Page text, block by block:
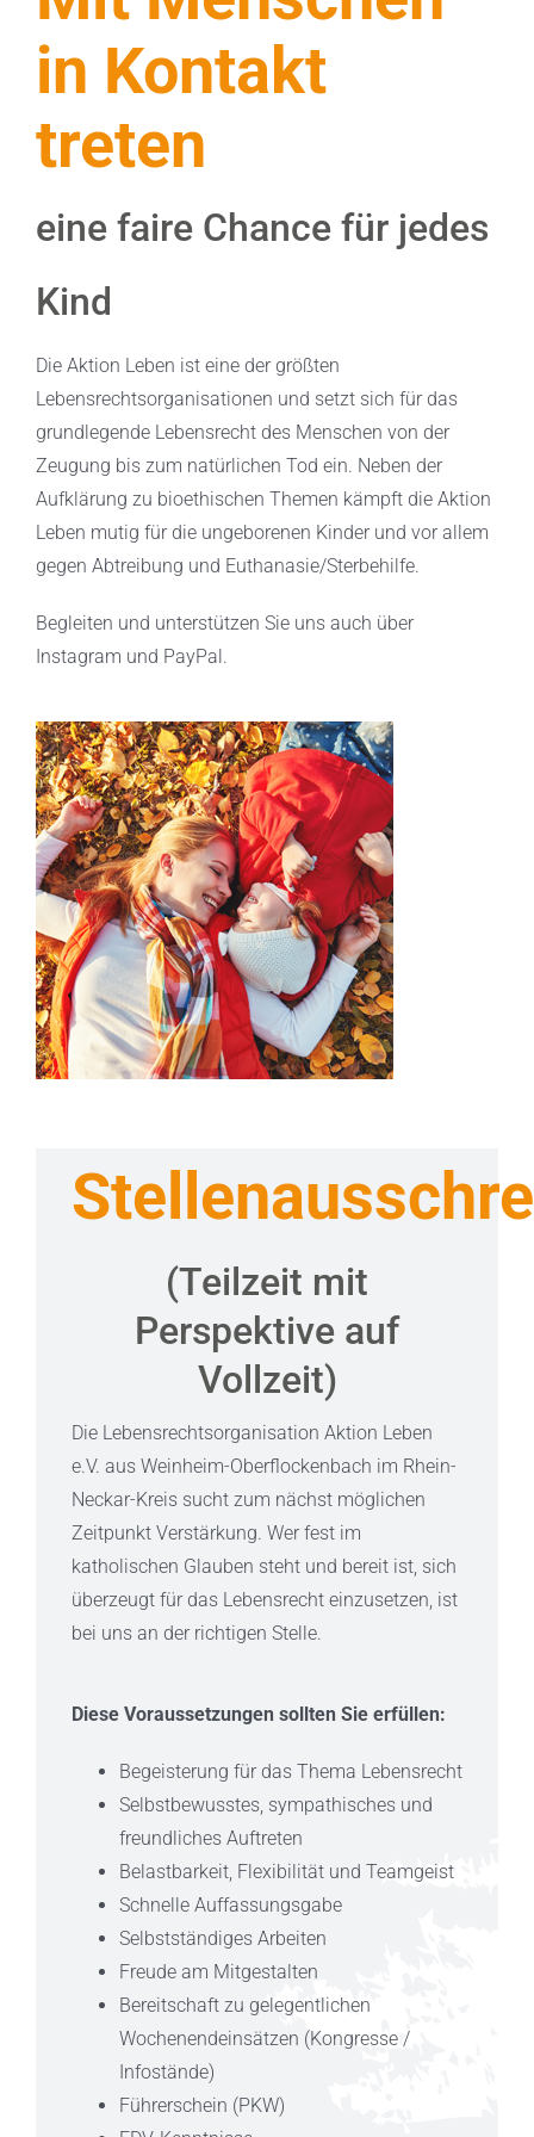
in Kontakt
treten
eine faire Chance für jedes
Kind
Die Aktion Leben ist eine der größten
Lebensrechtsorganisationen und setzt sich für das
grundlegende Lebensrecht des Menschen von der
Zeugung bis zum natürlichen Tod ein. Neben der
Aufklärung zu bioethischen Themen kämpft die Aktion
Leben mutig für die ungeborenen Kinder und vor allem
gegen Abtreibung und Euthanasie/Sterbehilfe.
Begleiten und unterstützen Sie uns auch über
Instagram und PayPal.
(Teilzeit mit
Perspektive auf
Vollzeit)
Die Lebensrechtsorganisation Aktion Leben
e.V. aus Weinheim-Oberflockenbach im Rhein-
Neckar-Kreis sucht zum nächst möglichen
Zeitpunkt Verstärkung. Wer fest im
katholischen Glauben steht und bereit ist, sich
überzeugt für das Lebensrecht einzusetzen, ist
bei uns an der richtigen Stelle.
Diese Voraussetzungen sollten Sie erfüllen:
Begeisterung für das Thema Lebensrecht
Selbstbewusstes, sympathisches und
freundliches Auftreten
Belastbarkeit, Flexibilität und Teamgeist
Schnelle Auffassungsgabe
Selbstständiges Arbeiten
Freude am Mitgestalten
Bereitschaft zu gelegentlichen
Wochenendeinsätzen (Kongresse /
Infostände)
Führerschein (PKW)